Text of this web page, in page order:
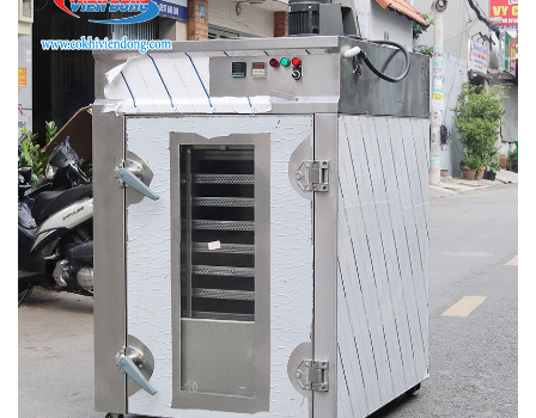
MÁY CHẾ BIẾN NÔNG SẢN
THIẾT BỊ LÀM ĐỒ ĂN NHANH
THIẾT BỊ LÀM BÁNH
MÁY ĐÓNG GÓI THỰC PHẨM
THIẾT BỊ LẠNH
THIẾT BỊ BẾP CÔNG NGHIỆP